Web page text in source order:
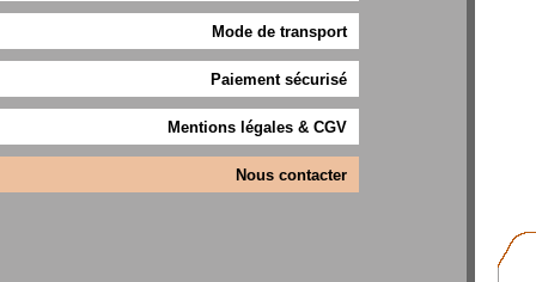
Mode de transport
Paiement sécurisé
Mentions légales & CGV
Nous contacter